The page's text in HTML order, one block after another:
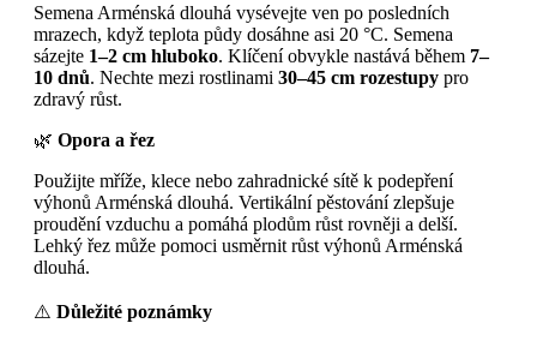
Semena Arménská dlouhá vysévejte ven po posledních
mrazech, když teplota půdy dosáhne asi 20 °C. Semena
sázejte 1–2 cm hluboko. Klíčení obvykle nastává během 7–
10 dnů. Nechte mezi rostlinami 30–45 cm rozestupy pro
zdravý růst.
🌿 Opora a řez
Použijte mříže, klece nebo zahradnické sítě k podepření
výhonů Arménská dlouhá. Vertikální pěstování zlepšuje
proudění vzduchu a pomáhá plodům růst rovněji a delší.
Lehký řez může pomoci usměrnit růst výhonů Arménská
dlouhá.
⚠️ Důležité poznámky